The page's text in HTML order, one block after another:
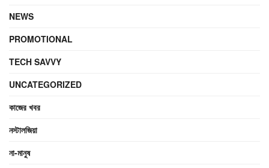
NEWS
PROMOTIONAL
TECH SAVVY
UNCATEGORIZED
কাজের খবর
নস্টালজিয়া
না-মানুষ